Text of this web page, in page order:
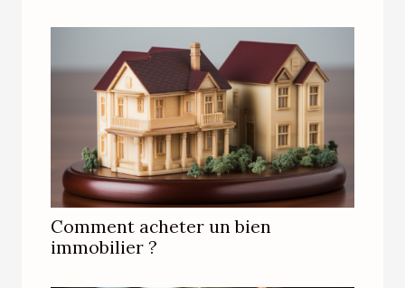
Comment acheter un bien
immobilier ?